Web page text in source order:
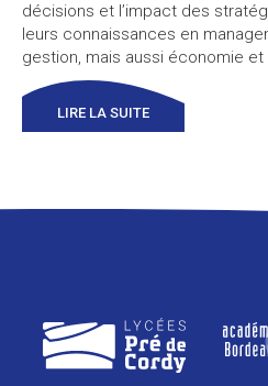
décisions et l’impact des
leurs connaissances en
gestion, mais aussi économie et
LIRE LA SUITE